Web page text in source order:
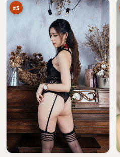
#5
雾
岛
追
凶万